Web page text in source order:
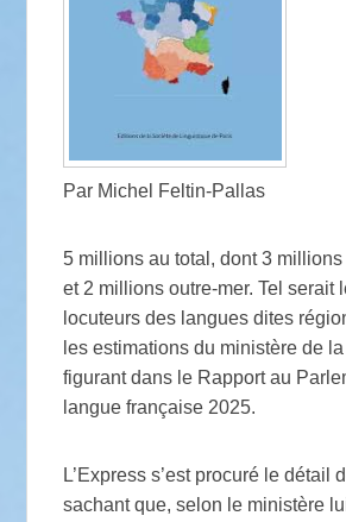
Par Michel Feltin-Pallas
5 millions au total, dont 3
et 2 millions outre-mer. Tel serait
locuteurs des langues dites
les estimations du ministère de
figurant dans le Rapport au
langue française 2025.
L’Express s’est procuré le détail
sachant que, selon le ministère